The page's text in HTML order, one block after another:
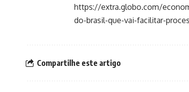
https://extra.globo.com/
do-brasil-que-vai-facilitar-
Compartilhe este artigo